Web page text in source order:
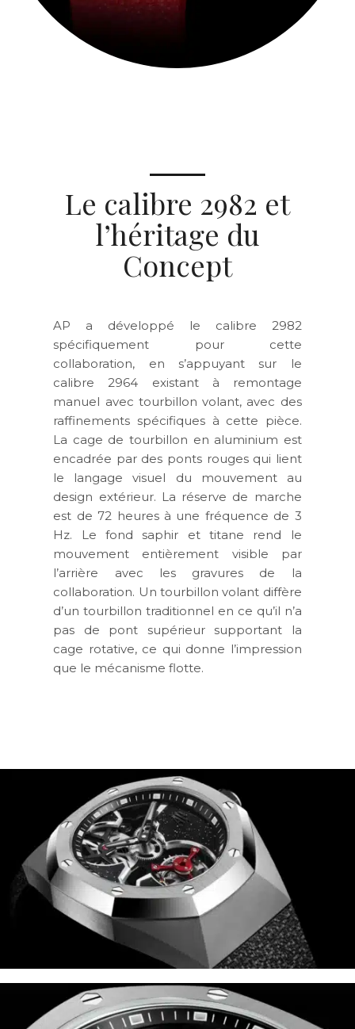
Le calibre 2982 et
l’héritage du
Concept
AP a développé le calibre 2982
spécifiquement pour cette
collaboration, en s’appuyant sur le
calibre 2964 existant à remontage
manuel avec tourbillon volant, avec des
raffinements spécifiques à cette pièce.
La cage de tourbillon en aluminium est
encadrée par des ponts rouges qui lient
le langage visuel du mouvement au
design extérieur. La réserve de marche
est de 72 heures à une fréquence de 3
Hz. Le fond saphir et titane rend le
mouvement entièrement visible par
l’arrière avec les gravures de la
collaboration. Un tourbillon volant diffère
d’un tourbillon traditionnel en ce qu’il n’a
pas de pont supérieur supportant la
cage rotative, ce qui donne l’impression
que le mécanisme flotte.